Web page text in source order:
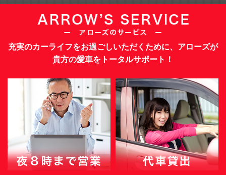
充実のカーライフをお過ごしいただくために、アローズが
貴方の愛車をトータルサポート！